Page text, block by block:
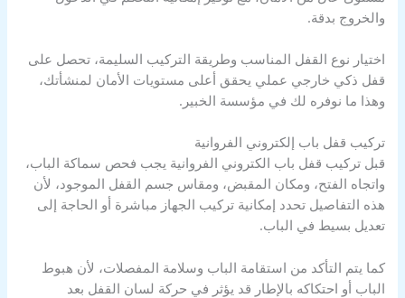
والخروج بدقة.
اختيار نوع القفل المناسب وطريقة التركيب السليمة، تحصل على
قفل ذكي خارجي عملي يحقق أعلى مستويات الأمان لمنشأتك،
وهذا ما نوفره لك في مؤسسة الخبير.
تركيب قفل باب إلكتروني الفروانية
قبل تركيب قفل باب الكتروني الفروانية يجب فحص سماكة الباب،
واتجاه الفتح، ومكان المقبض، ومقاس جسم القفل الموجود، لأن
هذه التفاصيل تحدد إمكانية تركيب الجهاز مباشرة أو الحاجة إلى
تعديل بسيط في الباب.
كما يتم التأكد من استقامة الباب وسلامة المفصلات، لأن هبوط
الباب أو احتكاكه بالإطار قد يؤثر في حركة لسان القفل بعد